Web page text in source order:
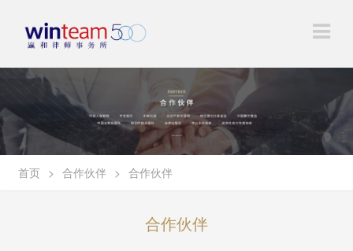
首页 > 合作伙伴 > 合作伙伴
合作伙伴